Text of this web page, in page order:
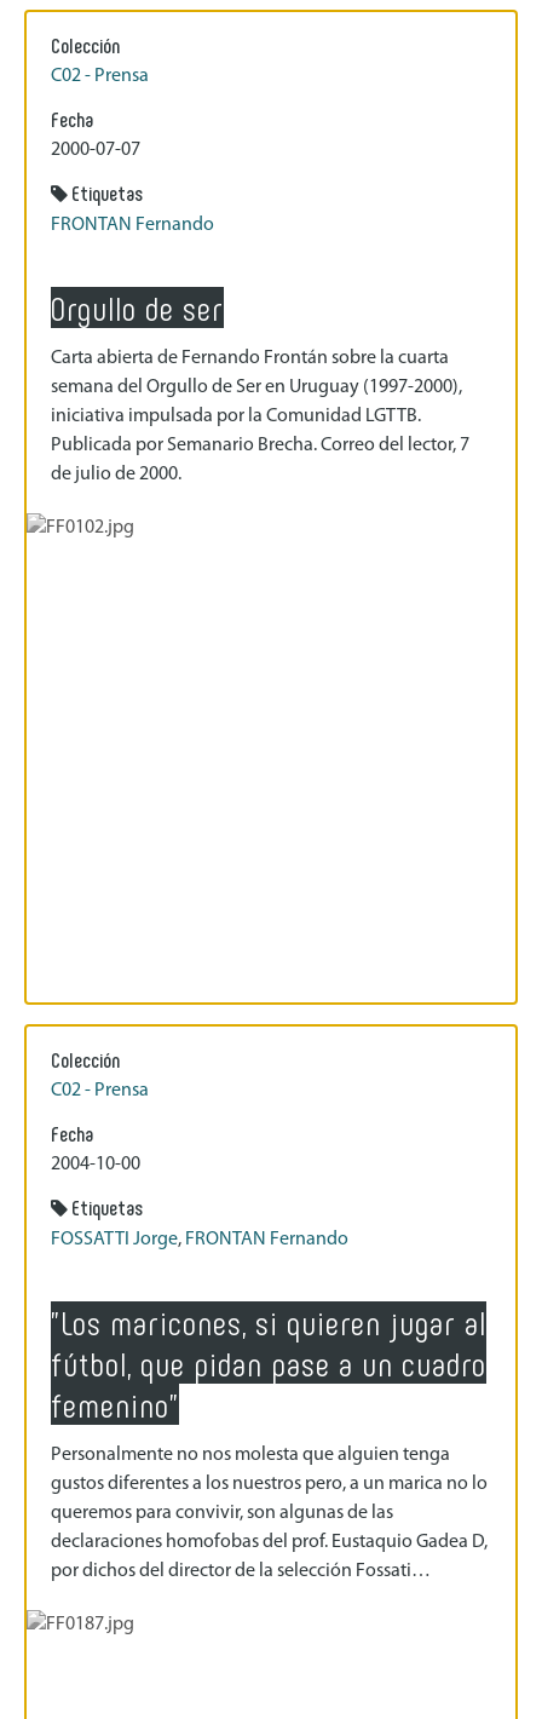
Colección
C02 - Prensa
Fecha
2000-07-07
Etiquetas
FRONTAN Fernando
Orgullo de ser
Carta abierta de Fernando Frontán sobre la cuarta
semana del Orgullo de Ser en Uruguay (1997-2000),
iniciativa impulsada por la Comunidad LGTTB.
Publicada por Semanario Brecha. Correo del lector, 7
de julio de 2000.
Colección
C02 - Prensa
Fecha
2004-10-00
Etiquetas
FOSSATTI Jorge, FRONTAN Fernando
"Los maricones, si quieren jugar al
fútbol, que pidan pase a un cuadro
femenino"
Personalmente no nos molesta que alguien tenga
gustos diferentes a los nuestros pero, a un marica no lo
queremos para convivir, son algunas de las
declaraciones homofobas del prof. Eustaquio Gadea D,
por dichos del director de la selección Fossati…